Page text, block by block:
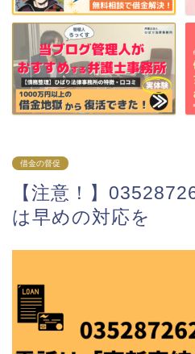
借金の督促
【注意！】
は早めの対応を